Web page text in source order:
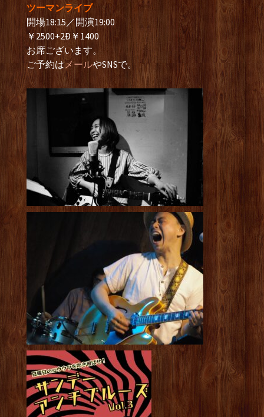
ツーマンライブ
開場18:15／開演19:00
￥2500+2Ð￥1400
お席ございます。
ご予約はメールやSNSで。